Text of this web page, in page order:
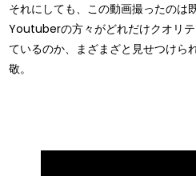
それにしても、この動画撮ったのは
Youtuberの方々がどれだけクオリ
ているのか、まざまざと見せつけら
敬。